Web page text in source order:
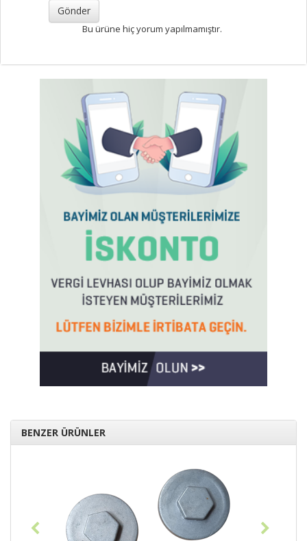
Bu ürüne hiç yorum yapılmamıştır.
BENZER ÜRÜNLER